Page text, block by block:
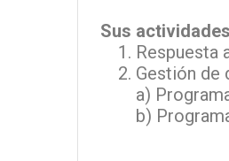
Sus
Respuesta
Gestión de
a)
b)